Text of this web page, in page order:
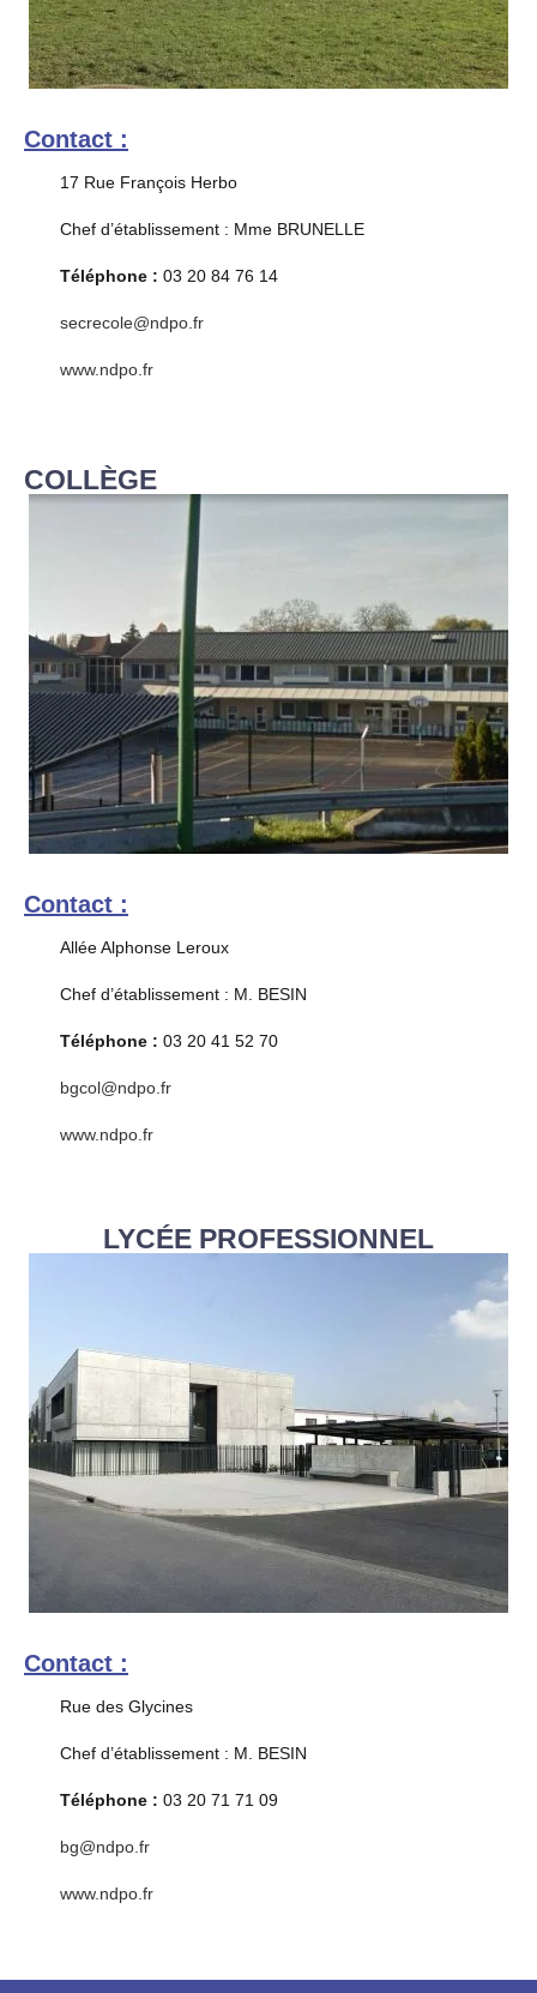
Contact :
17 Rue François Herbo
Chef d’établissement : Mme BRUNELLE
Téléphone : 03 20 84 76 14
secrecole@ndpo.fr
www.ndpo.fr
Contact :
Allée Alphonse Leroux
Chef d’établissement : M. BESIN
Téléphone : 03 20 41 52 70
bgcol@ndpo.fr
www.ndpo.fr
COLLÈGE
LYCÉE PROFESSIONNEL
Contact :
Rue des Glycines
Chef d’établissement : M. BESIN
Téléphone : 03 20 71 71 09
bg@ndpo.fr
www.ndpo.fr